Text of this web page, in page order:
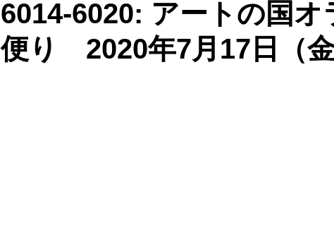
6014-6020: アートの国
便り 2020年7月17日（金